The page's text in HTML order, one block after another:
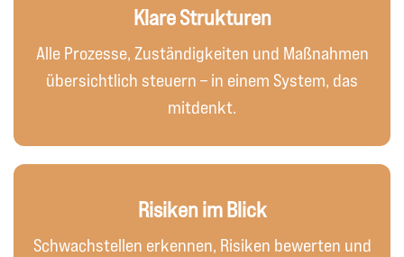
Klare Strukturen
Alle Prozesse, Zuständigkeiten und Maßnahmen
übersichtlich steuern – in einem System, das
mitdenkt.
Risiken im Blick
Schwachstellen erkennen, Risiken bewerten und